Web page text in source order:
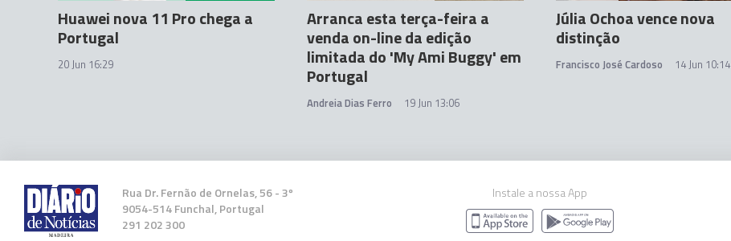
Huawei nova 11 Pro chega a
Portugal
20 Jun 16:29
Arranca esta terça-feira a
venda on-line da edição
limitada do 'My Ami Buggy' em
Portugal
Andreia Dias Ferro 19 Jun 13:06
Júlia Ochoa vence nova
distinção
Francisco José Cardoso 14 Jun 10:14
Rua Dr. Fernão de Ornelas, 56 - 3º
9054-514 Funchal, Portugal
291 202 300
Instale a nossa App